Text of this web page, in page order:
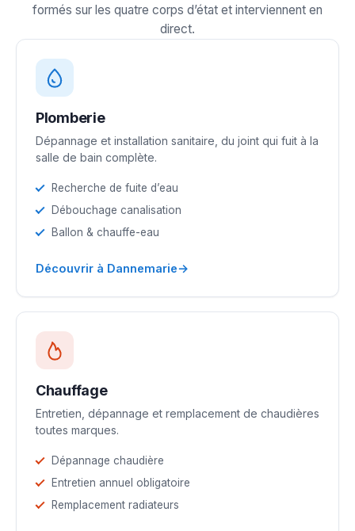
formés sur les quatre corps d’état et interviennent en
direct.
Plomberie
Dépannage et installation sanitaire, du joint qui fuit à la
salle de bain complète.
Recherche de fuite d’eau
Débouchage canalisation
Ballon & chauffe-eau
Découvrir à Dannemarie→
Chauffage
Entretien, dépannage et remplacement de chaudières
toutes marques.
Dépannage chaudière
Entretien annuel obligatoire
Remplacement radiateurs